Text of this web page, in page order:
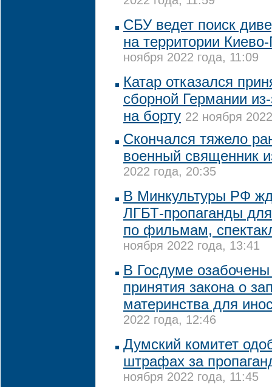
СБУ ведет поиск
на территории
ноября 2022 года, 11:09
Катар отказался
сборной Германии
на борту 22 ноября
Скончался тяжело
военный священник
2022 года, 20:35
В Минкультуры РФ
ЛГБТ-пропаганды
по фильмам,
ноября 2022 года, 13:41
В Госдуме озабочены
принятия закона о
материнства для
2022 года, 12:46
Думский комитет
штрафах за
ноября 2022 года, 11:45